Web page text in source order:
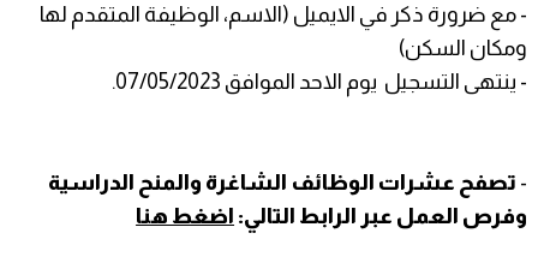
- مع ضرورة ذكر في الايميل (الاسم، الوظيفة المتقدم لها
ومكان السكن)
- ينتهى التسجيل يوم الاحد الموافق 07/05/2023.
- تصفح عشرات الوظائف الشاغرة والمنح الدراسية
وفرص العمل عبر الرابط التالي: اضغط هنا